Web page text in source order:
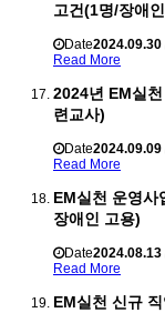
고건(1명/장애
Date2024.09.30
Read More
2024년 EM실
련교사)
Date2024.09.09
Read More
EM실천 운영사
장애인 고용)
Date2024.08.13
Read More
EM실천 신규